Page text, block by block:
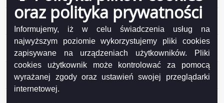
oraz polityka prywatności
Informujemy, iż w celu świadczenia usług na
najwyższym poziomie wykorzystujemy pliki cookies
zapisywane na urządzeniach użytkowników. Pliki
cookies użytkownik może kontrolować za pomocą
wyrażanej zgody oraz ustawień swojej przeglądarki
internetowej.
13 Zezwolenie na wycięcie drzew z terenu działki
geod. nr 33448
13 Zezwolenie na wycięcie drzew z terenu działki
geod. nr 33448
12 Zezwolenie na wycięcie drzew z terenu działki
geod. nr 32965/6 przy ul. Wojska Polskiego 29